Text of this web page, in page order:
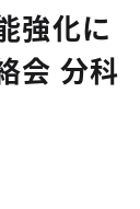
強化に
会 分科